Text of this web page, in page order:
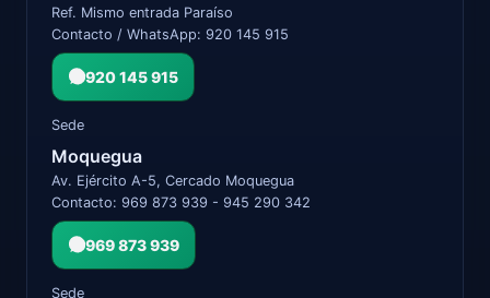
Ref. Mismo entrada Paraíso
Contacto / WhatsApp: 920 145 915
920 145 915
Sede
Moquegua
Av. Ejército A-5, Cercado Moquegua
Contacto: 969 873 939 - 945 290 342
969 873 939
Sede